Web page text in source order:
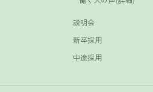
説明会
新卒採用
中途採用